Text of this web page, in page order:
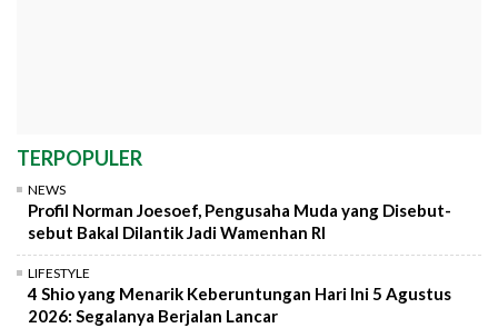
TERPOPULER
NEWS
Profil Norman Joesoef, Pengusaha Muda yang Disebut-
sebut Bakal Dilantik Jadi Wamenhan RI
LIFESTYLE
4 Shio yang Menarik Keberuntungan Hari Ini 5 Agustus
2026: Segalanya Berjalan Lancar